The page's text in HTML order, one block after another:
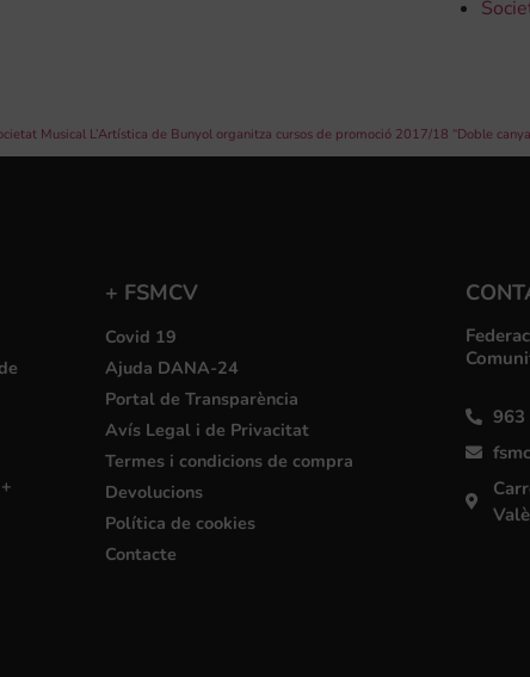
Musical L’Artística de Bunyol organitza cursos de promoció 2017/18 “Doble
+ FSMCV
Covid 19
Ajuda DANA-24
Portal de Transparència
Avís Legal i de Privacitat
Termes i condicions de compra
Devolucions
Política de cookies
Contacte
963